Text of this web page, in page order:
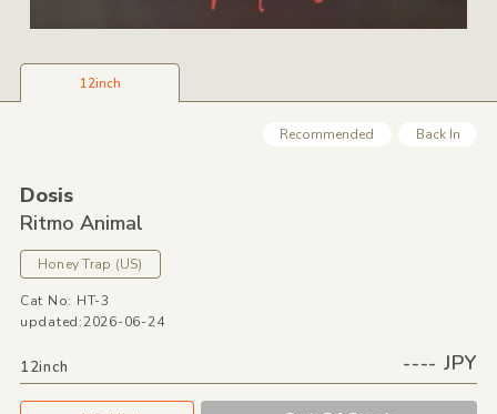
12inch
Recommended Back In
Dosis
Ritmo Animal
Honey Trap (US)
Cat No: HT-3
updated:2026-06-24
12inch ---- JPY